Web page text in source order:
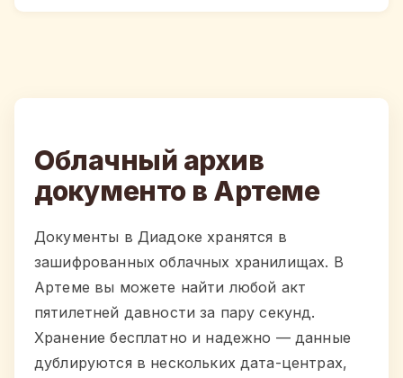
Облачный архив
документо в Артеме
Документы в Диадоке хранятся в
зашифрованных облачных хранилищах. В
Артеме вы можете найти любой акт
пятилетней давности за пару секунд.
Хранение бесплатно и надежно — данные
дублируются в нескольких дата-центрах,